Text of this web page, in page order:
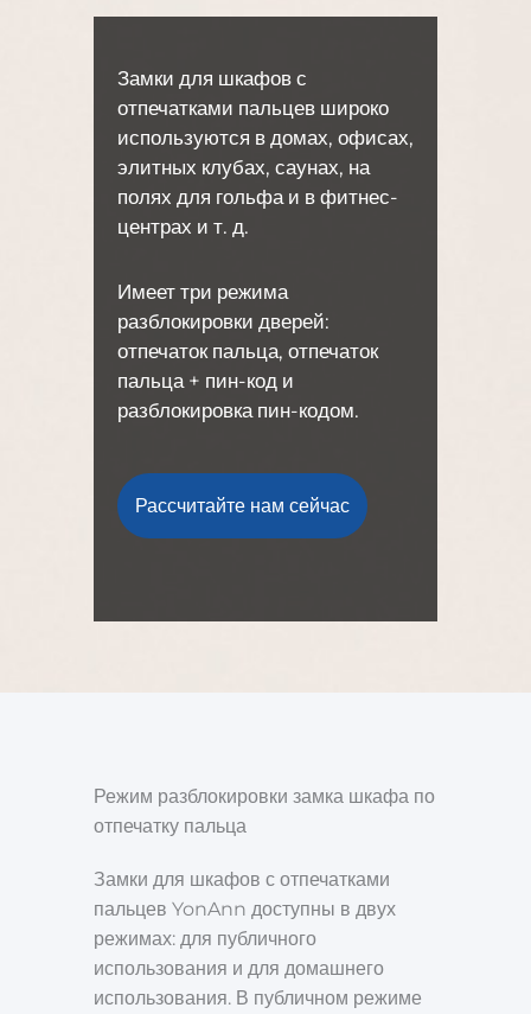
Замки для шкафов с
отпечатками пальцев широко
используются в домах, офисах,
элитных клубах, саунах, на
полях для гольфа и в фитнес-
центрах и т. д.
Имеет три режима
разблокировки дверей:
отпечаток пальца, отпечаток
пальца + пин-код и
разблокировка пин-кодом.
Рассчитайте нам сейчас
Режим разблокировки замка шкафа по
отпечатку пальца
Замки для шкафов с отпечатками
пальцев YonAnn доступны в двух
режимах: для публичного
использования и для домашнего
использования. В публичном режиме